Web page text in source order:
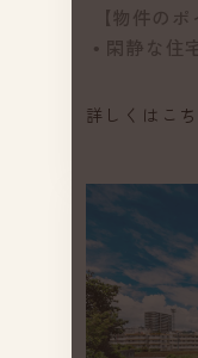
【物件のポ
• 閑静な住
地域のた
環境が守ら
• ゆとり
画もスム
• 選べる
3,470万円
選定が可能
詳しくはこち